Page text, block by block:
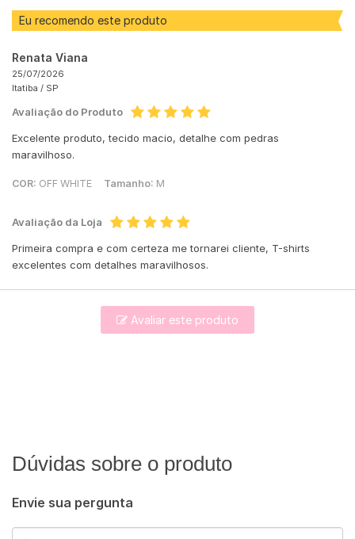
Eu recomendo este produto
Renata Viana
25/07/2026
Itatiba / SP
Avaliação do Produto
Excelente produto, tecido macio, detalhe com pedras
maravilhoso.
COR: OFF WHITE Tamanho: M
Avaliação da Loja
Primeira compra e com certeza me tornarei cliente, T-shirts
excelentes com detalhes maravilhosos.
Avaliar este produto
Dúvidas sobre o produto
Envie sua pergunta